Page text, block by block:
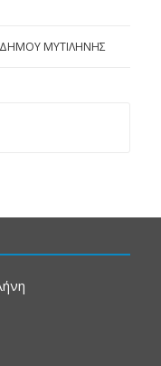
ΜΥΤΙΛΗΝΗΣ